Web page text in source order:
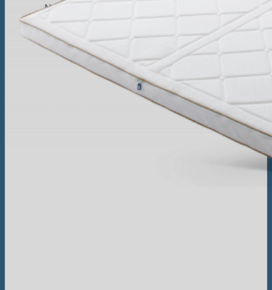
Nu ai niciun produs în coș.
Înapoi la magazin